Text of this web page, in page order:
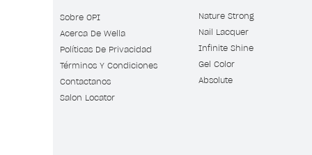
Sobre OPI
Acerca De Wella
Políticas De Privacidad
Términos Y Condiciones
Contactanos
Salon Locator
Nature Strong
Nail Lacquer
Infinite Shine
Gel Color
Absolute